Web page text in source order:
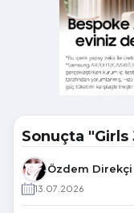
Sonuçta "Girls
Özdem
13.07.2026